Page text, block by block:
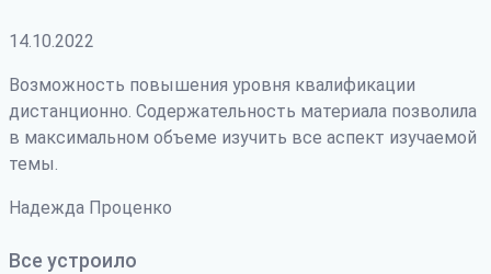
14.10.2022
Возможность повышения уровня квалификации
дистанционно. Содержательность материала позволила
в максимальном объеме изучить все аспект изучаемой
темы.
Надежда Проценко
Все устроило